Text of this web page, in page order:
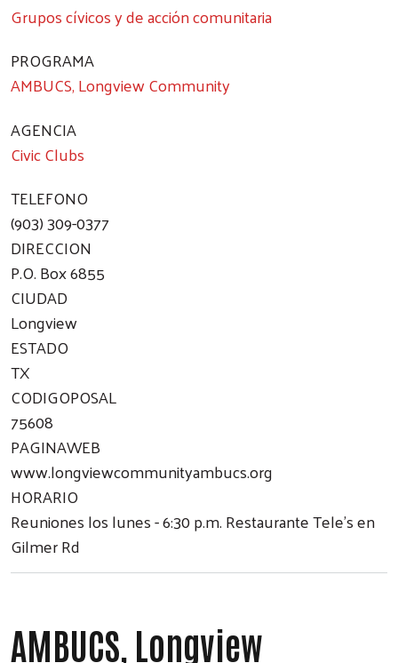
Grupos cívicos y de acción comunitaria
PROGRAMA
AMBUCS, Longview Community
AGENCIA
Civic Clubs
TELEFONO
(903) 309-0377
DIRECCION
P.O. Box 6855
CIUDAD
Longview
ESTADO
TX
CODIGOPOSAL
75608
PAGINAWEB
www.longviewcommunityambucs.org
HORARIO
Reuniones los lunes - 6:30 p.m. Restaurante Tele's en
Gilmer Rd
AMBUCS, Longview